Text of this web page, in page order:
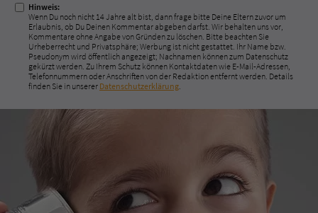
Hinweis:
Wenn Du noch nicht 14 Jahre alt bist, dann frage bitte Deine Eltern zuvor um
Erlaubnis, ob Du Deinen Kommentar abgeben darfst. Wir behalten uns vor,
Kommentare ohne Angabe von Gründen zu löschen. Bitte beachten Sie
Urheberrecht und Privatsphäre; Werbung ist nicht gestattet. Ihr Name bzw.
Pseudonym wird öffentlich angezeigt; Nachnamen können zum Datenschutz
gekürzt werden. Zu Ihrem Schutz können Kontaktdaten wie E-Mail-Adressen,
Telefonnummern oder Anschriften von der Redaktion entfernt werden. Details
finden Sie in unserer Datenschutzerklärung